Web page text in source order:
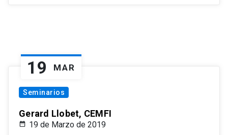
19 MAR
Seminarios
Gerard Llobet, CEMFI
19 de Marzo de 2019